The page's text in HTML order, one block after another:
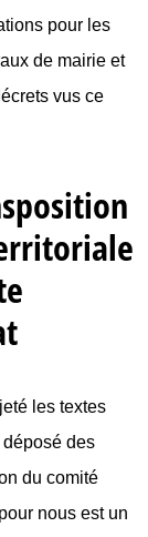
pour les
de mairie et
vus ce
les textes
des
du comité
nous est un